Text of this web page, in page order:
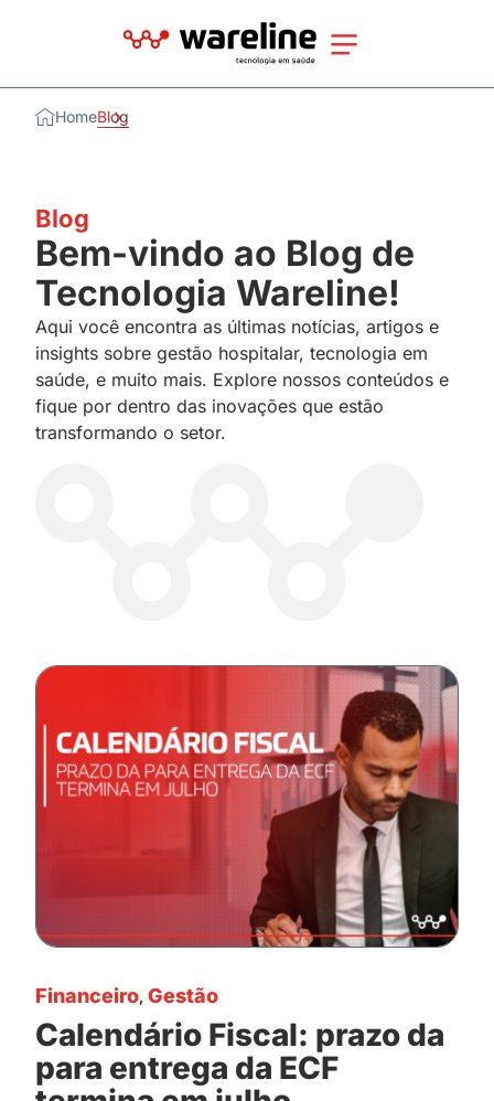
HomeBlog
Blog
Bem-vindo ao Blog de
Tecnologia Wareline!
Aqui você encontra as últimas notícias, artigos e
insights sobre gestão hospitalar, tecnologia em
saúde, e muito mais. Explore nossos conteúdos e
fique por dentro das inovações que estão
transformando o setor.
Financeiro, Gestão
Calendário Fiscal: prazo da
para entrega da ECF